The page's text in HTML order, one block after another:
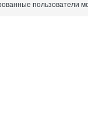
пользователи